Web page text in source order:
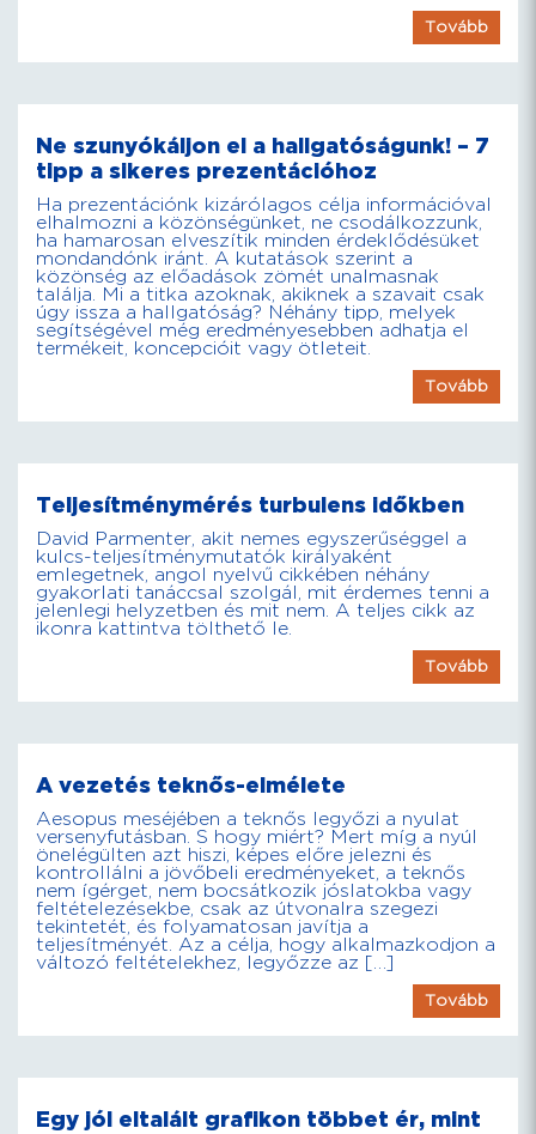
Tovább
Ne szunyókáljon el a hallgatóságunk! – 7
tipp a sikeres prezentációhoz
Ha prezentációnk kizárólagos célja információval
elhalmozni a közönségünket, ne csodálkozzunk,
ha hamarosan elveszítik minden érdeklődésüket
mondandónk iránt. A kutatások szerint a
közönség az előadások zömét unalmasnak
találja. Mi a titka azoknak, akiknek a szavait csak
úgy issza a hallgatóság? Néhány tipp, melyek
segítségével még eredményesebben adhatja el
termékeit, koncepcióit vagy ötleteit.
Tovább
Teljesítménymérés turbulens időkben
David Parmenter, akit nemes egyszerűséggel a
kulcs-teljesítménymutatók királyaként
emlegetnek, angol nyelvű cikkében néhány
gyakorlati tanáccsal szolgál, mit érdemes tenni a
jelenlegi helyzetben és mit nem. A teljes cikk az
ikonra kattintva tölthető le.
Tovább
A vezetés teknős-elmélete
Aesopus meséjében a teknős legyőzi a nyulat
versenyfutásban. S hogy miért? Mert míg a nyúl
önelégülten azt hiszi, képes előre jelezni és
kontrollálni a jövőbeli eredményeket, a teknős
nem ígérget, nem bocsátkozik jóslatokba vagy
feltételezésekbe, csak az útvonalra szegezi
tekintetét, és folyamatosan javítja a
teljesítményét. Az a célja, hogy alkalmazkodjon a
változó feltételekhez, legyőzze az […]
Tovább
Egy jól eltalált grafikon többet ér, mint